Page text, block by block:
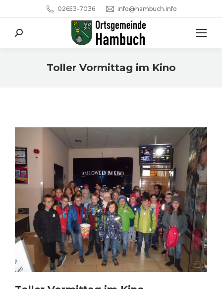
02653-7036 info@hambuch.info
Search:
Toller Vormittag im Kino